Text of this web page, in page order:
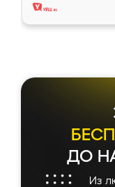
ДО
Из